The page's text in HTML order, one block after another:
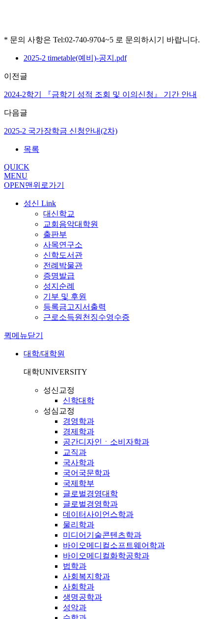
* 문의 사항은 Tel:02-740-9704~5 로 문의하시기 바랍니다.
2025-2 timetable(예비)-공지.pdf
이전글
2024-2학기 『금학기 성적 조회 및 이의신청』 기간 안내
다음글
2025-2 국가장학금 신청안내(2차)
목록
QUICK
MENU
OPEN맨위로가기
성신 Link
대신학교
교회음악대학원
출판부
사목연구소
신학도서관
전례박물관
증명발급
성지순례
기부 및 후원
등록금고지서출력
근로소득원천징수영수증
퀵메뉴닫기
대학/대학원
대학UNIVERSITY
성신교정
신학대학
성심교정
경영학과
경제학과
공간디자인ㆍ소비자학과
교직과
국사학과
국어국문학과
국제학부
글로벌경영대학
글로벌경영학과
데이터사이언스학과
물리학과
미디어기술콘텐츠학과
바이오메디컬소프트웨어학과
바이오메디컬화학공학과
법학과
사회복지학과
사회학과
생명공학과
성악과